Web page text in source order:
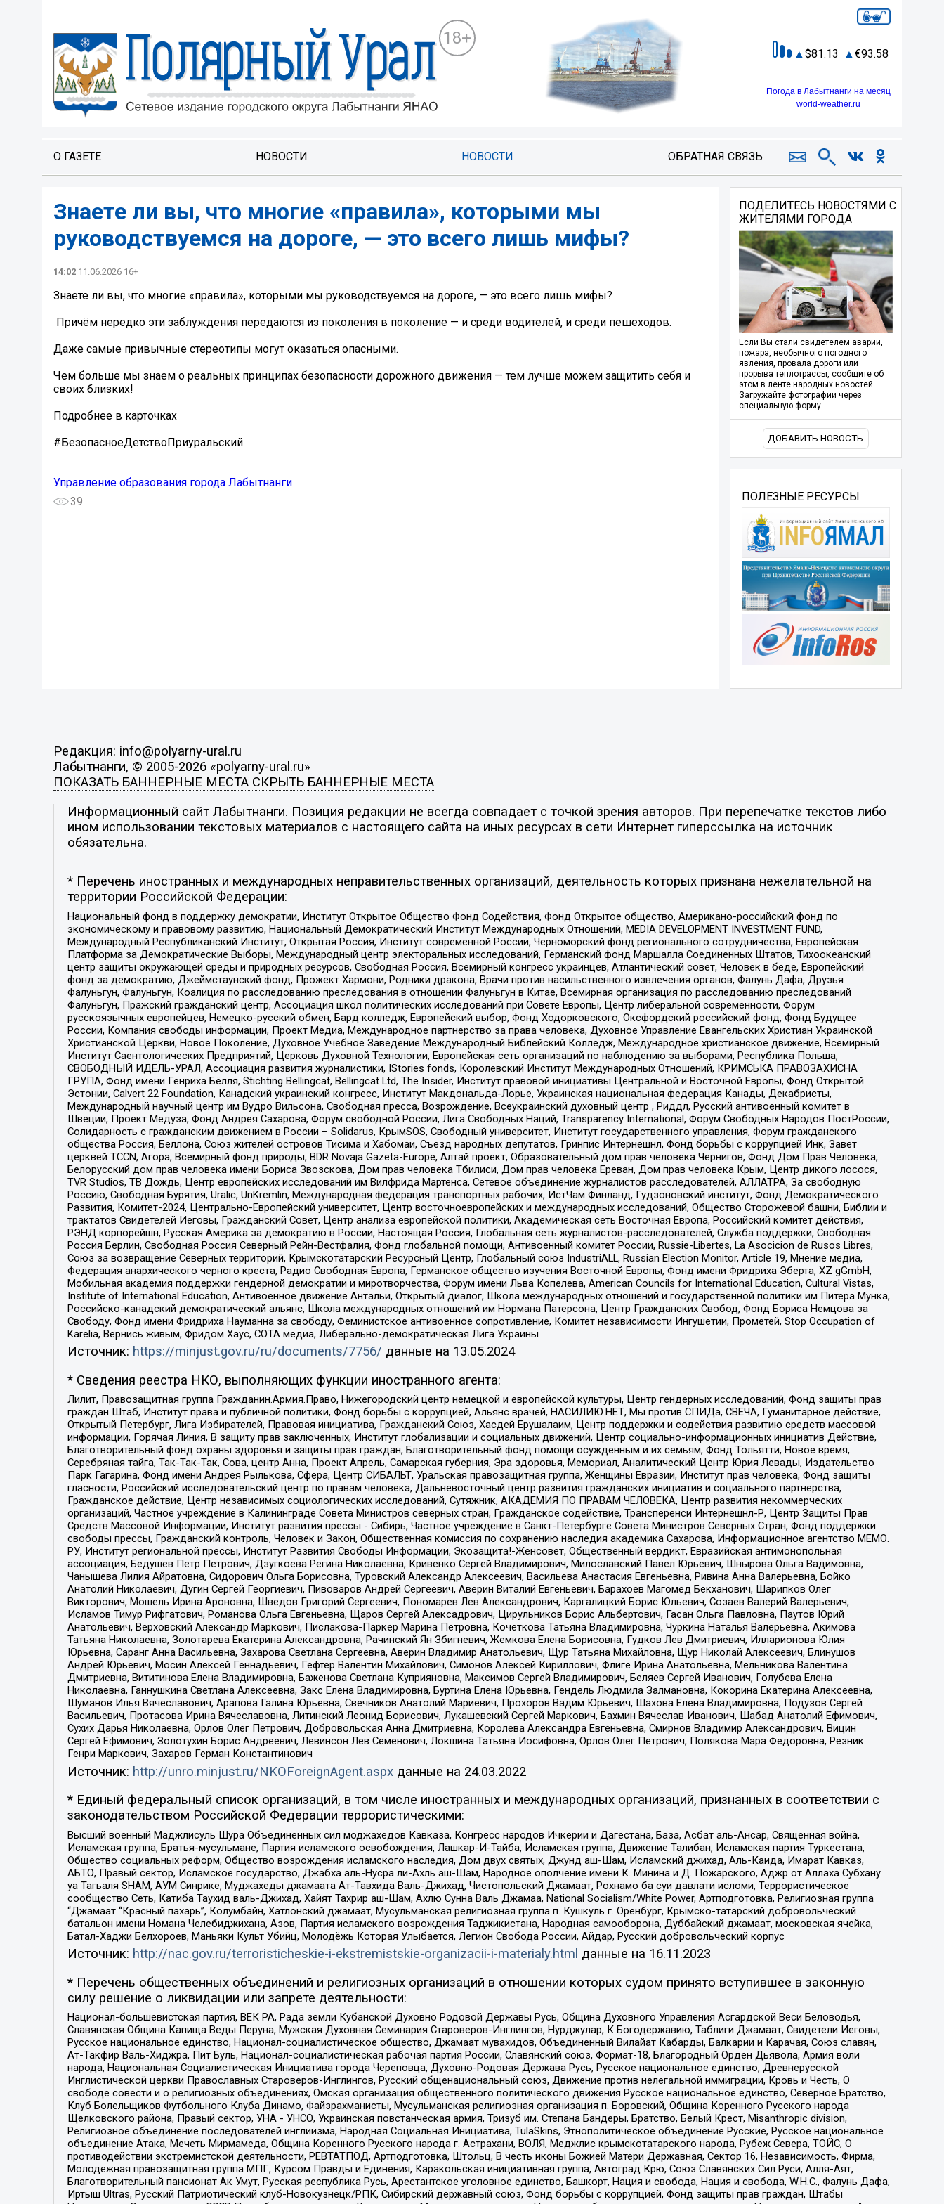
18+
81.13 93.58
Погода в Лабытнанги на месяц
world-weather.ru
О ГАЗЕТЕ НОВОСТИ НОВОСТИ ОБРАТНАЯ СВЯЗЬ
Знаете ли вы, что многие «правила», которыми мы
руководствуемся на дороге, — это всего лишь мифы?
14:02 11.06.2026 16+
Знаете ли вы, что многие «правила», которыми мы руководствуемся на дороге, — это всего лишь мифы?
️ Причём нередко эти заблуждения передаются из поколения в поколение — и среди водителей, и среди пешеходов.
Даже самые привычные стереотипы могут оказаться опасными.
Чем больше мы знаем о реальных принципах безопасности дорожного движения — тем лучше можем защитить себя и
своих близких!
Подробнее в карточках️
#БезопасноеДетствоПриуральский
Управление образования города Лабытнанги
39
ПОДЕЛИТЕСЬ НОВОСТЯМИ С
ЖИТЕЛЯМИ ГОРОДА
Если Вы стали свидетелем аварии,
пожара, необычного погодного
явления, провала дороги или
прорыва теплотрассы, сообщите об
этом в ленте народных новостей.
Загружайте фотографии через
специальную форму.
ДОБАВИТЬ НОВОСТЬ
ПОЛЕЗНЫЕ РЕСУРСЫ
Редакция: info@polyarny-ural.ru
Лабытнанги, © 2005-2026 «polyarny-ural.ru»
ПОКАЗАТЬ БАННЕРНЫЕ МЕСТА СКРЫТЬ БАННЕРНЫЕ МЕСТА
Информационный сайт Лабытнанги. Позиция редакции не всегда совпадает с точкой зрения авторов. При перепечатке текстов либо
ином использовании текстовых материалов с настоящего сайта на иных ресурсах в сети Интернет гиперссылка на источник
обязательна.
* Перечень иностранных и международных неправительственных организаций, деятельность которых признана нежелательной на
территории Российской Федерации:
Национальный фонд в поддержку демократии, Институт Открытое Общество Фонд Содействия, Фонд Открытое общество, Американо-российский фонд по
экономическому и правовому развитию, Национальный Демократический Институт Международных Отношений, MEDIA DEVELOPMENT INVESTMENT FUND,
Международный Республиканский Институт, Открытая Россия, Институт современной России, Черноморский фонд регионального сотрудничества, Европейская
Платформа за Демократические Выборы, Международный центр электоральных исследований, Германский фонд Маршалла Соединенных Штатов, Тихоокеанский
центр защиты окружающей среды и природных ресурсов, Свободная Россия, Всемирный конгресс украинцев, Атлантический совет, Человек в беде, Европейский
фонд за демократию, Джеймстаунский фонд, Прожект Хармони, Родники дракона, Врачи против насильственного извлечения органов, Фалунь Дафа, Друзья
Фалуньгун, Фалуньгун, Коалиция по расследованию преследования в отношении Фалуньгун в Китае, Всемирная организация по расследованию преследований
Фалуньгун, Пражский гражданский центр, Ассоциация школ политических исследований при Совете Европы, Центр либеральной современности, Форум
русскоязычных европейцев, Немецко-русский обмен, Бард колледж, Европейский выбор, Фонд Ходорковского, Оксфордский российский фонд, Фонд Будущее
России, Компания свободы информации, Проект Медиа, Международное партнерство за права человека, Духовное Управление Евангельских Христиан Украинской
Христианской Церкви, Новое Поколение, Духовное Учебное Заведение Международный Библейский Колледж, Международное христианское движение, Всемирный
Институт Саентологических Предприятий, Церковь Духовной Технологии, Европейская сеть организаций по наблюдению за выборами, Республика Польша,
СВОБОДНЫЙ ИДЕЛЬ-УРАЛ, Ассоциация развития журналистики, IStories fonds, Королевский Институт Международных Отношений, КРИМСЬКА ПРАВОЗАХИСНА
ГРУПА, Фонд имени Генриха Бёлля, Stichting Bellingcat, Bellingcat Ltd, The Insider, Институт правовой инициативы Центральной и Восточной Европы, Фонд Открытой
Эстонии, Calvert 22 Foundation, Канадский украинский конгресс, Институт Макдональда-Лорье, Украинская национальная федерация Канады, Декабристы,
Международный научный центр им Вудро Вильсона, Свободная пресса, Возрождение, Всеукраинский духовный центр , Риддл, Русский антивоенный комитет в
Швеции, Проект Медуза, Фонд Андрея Сахарова, Форум свободной России, Лига Свободных Наций, Transparеncy International, Форум Свободных Народов ПостРоссии,
Солидарность с гражданским движением в России – Solidarus, КрымSOS, Свободный университет, Институт государственного управления, Форум гражданского
общества Россия, Беллона, Союз жителей островов Тисима и Хабомаи, Съезд народных депутатов, Гринпис Интернешнл, Фонд борьбы с коррупцией Инк, Завет
церквей TCCN, Агора, Всемирный фонд природы, BDR Novaja Gazeta-Europe, Алтай проект, Образовательный дом прав человека Чернигов, Фонд Дом Прав Человека,
Белорусский дом прав человека имени Бориса Звозскова, Дом прав человека Тбилиси, Дом прав человека Ереван, Дом прав человека Крым, Центр дикого лосося,
TVR Studios, ТВ Дождь, Центр европейских исследований им Вилфрида Мартенса, Сетевое объединение журналистов расследователей, АЛЛАТРА, За свободную
Россию, Свободная Бурятия, Uralic, UnKremlin, Международная федерация транспортных рабочих, ИстЧам Финланд, Гудзоновский институт, Фонд Демократического
Развития, Комитет-2024, Центрально-Европейский университет, Центр восточноевропейских и международных исследований, Общество Сторожевой башни, Библии и
трактатов Свидетелей Иеговы, Гражданский Совет, Центр анализа европейской политики, Академическая сеть Восточная Европа, Российский комитет действия,
РЭНД корпорейшн, Русская Америка за демократию в России, Настоящая Россия, Глобальная сеть журналистов-расследователей, Служба поддержки, Свободная
Россия Берлин, Свободная Россия Северный Рейн-Вестфалия, Фонд глобальной помощи, Антивоенный комитет России, Russie-Libertes, La Asocicion de Rusos Libres,
Союз за возвращение Северных территорий, Крымскотатарский Ресурсный Центр, Глобальный союз IndustriALL, Russian Election Monitor, Article 19, Мнение медиа,
Федерация анархического черного креста, Радио Свободная Европа, Германское общество изучения Восточной Европы, Фонд имени Фридриха Эберта, XZ gGmbH,
Мобильная академия поддержки гендерной демократии и миротворчества, Форум имени Льва Копелева, American Councils for International Education, Cultural Vistas,
Institute of International Education, Антивоенное движение Антальи, Открытый диалог, Школа международных отношений и государственной политики им Питера Мунка,
Российско-канадский демократический альянс, Школа международных отношений им Нормана Патерсона, Центр Гражданских Свобод, Фонд Бориса Немцова за
Свободу, Фонд имени Фридриха Науманна за свободу, Феминистское антивоенное сопротивление, Комитет независимости Ингушетии, Прометей, Stop Occupation of
Karelia, Вернись живым, Фридом Хаус, СОТА медиа, Либерально-демократическая Лига Украины
Источник: https://minjust.gov.ru/ru/documents/7756/ данные на 13.05.2024
* Сведения реестра НКО, выполняющих функции иностранного агента:
Лилит, Правозащитная группа Гражданин.Армия.Право, Нижегородский центр немецкой и европейской культуры, Центр гендерных исследований, Фонд защиты прав
граждан Штаб, Институт права и публичной политики, Фонд борьбы с коррупцией, Альянс врачей, НАСИЛИЮ.НЕТ, Мы против СПИДа, СВЕЧА, Гуманитарное действие,
Открытый Петербург, Лига Избирателей, Правовая инициатива, Гражданский Союз, Хасдей Ерушалаим, Центр поддержки и содействия развитию средств массовой
информации, Горячая Линия, В защиту прав заключенных, Институт глобализации и социальных движений, Центр социально-информационных инициатив Действие,
Благотворительный фонд охраны здоровья и защиты прав граждан, Благотворительный фонд помощи осужденным и их семьям, Фонд Тольятти, Новое время,
Серебряная тайга, Так-Так-Так, Сова, центр Анна, Проект Апрель, Самарская губерния, Эра здоровья, Мемориал, Аналитический Центр Юрия Левады, Издательство
Парк Гагарина, Фонд имени Андрея Рылькова, Сфера, Центр СИБАЛЬТ, Уральская правозащитная группа, Женщины Евразии, Институт прав человека, Фонд защиты
гласности, Российский исследовательский центр по правам человека, Дальневосточный центр развития гражданских инициатив и социального партнерства,
Гражданское действие, Центр независимых социологических исследований, Сутяжник, АКАДЕМИЯ ПО ПРАВАМ ЧЕЛОВЕКА, Центр развития некоммерческих
организаций, Частное учреждение в Калининграде Совета Министров северных стран, Гражданское содействие, Трансперенси Интернешнл-Р, Центр Защиты Прав
Средств Массовой Информации, Институт развития прессы - Сибирь, Частное учреждение в Санкт-Петербурге Совета Министров Северных Стран, Фонд поддержки
свободы прессы, Гражданский контроль, Человек и Закон, Общественная комиссия по сохранению наследия академика Сахарова, Информационное агентство МЕМО.
РУ, Институт региональной прессы, Институт Развития Свободы Информации, Экозащита!-Женсовет, Общественный вердикт, Евразийская антимонопольная
ассоциация, Бедушев Петр Петрович, Дзугкоева Регина Николаевна, Кривенко Сергей Владимирович, Милославский Павел Юрьевич, Шнырова Ольга Вадимовна,
Чанышева Лилия Айратовна, Сидорович Ольга Борисовна, Туровский Александр Алексеевич, Васильева Анастасия Евгеньевна, Ривина Анна Валерьевна, Бойко
Анатолий Николаевич, Дугин Сергей Георгиевич, Пивоваров Андрей Сергеевич, Аверин Виталий Евгеньевич, Барахоев Магомед Бекханович, Шарипков Олег
Викторович, Мошель Ирина Ароновна, Шведов Григорий Сергеевич, Пономарев Лев Александрович, Каргалицкий Борис Юльевич, Созаев Валерий Валерьевич,
Исламов Тимур Рифгатович, Романова Ольга Евгеньевна, Щаров Сергей Алексадрович, Цирульников Борис Альбертович, Гасан Ольга Павловна, Паутов Юрий
Анатольевич, Верховский Александр Маркович, Пислакова-Паркер Марина Петровна, Кочеткова Татьяна Владимировна, Чуркина Наталья Валерьевна, Акимова
Татьяна Николаевна, Золотарева Екатерина Александровна, Рачинский Ян Збигневич, Жемкова Елена Борисовна, Гудков Лев Дмитриевич, Илларионова Юлия
Юрьевна, Саранг Анна Васильевна, Захарова Светлана Сергеевна, Аверин Владимир Анатольевич, Щур Татьяна Михайловна, Щур Николай Алексеевич, Блинушов
Андрей Юрьевич, Мосин Алексей Геннадьевич, Гефтер Валентин Михайлович, Симонов Алексей Кириллович, Флиге Ирина Анатольевна, Мельникова Валентина
Дмитриевна, Вититинова Елена Владимировна, Баженова Светлана Куприяновна, Максимов Сергей Владимирович, Беляев Сергей Иванович, Голубева Елена
Николаевна, Ганнушкина Светлана Алексеевна, Закс Елена Владимировна, Буртина Елена Юрьевна, Гендель Людмила Залмановна, Кокорина Екатерина Алексеевна,
Шуманов Илья Вячеславович, Арапова Галина Юрьевна, Свечников Анатолий Мариевич, Прохоров Вадим Юрьевич, Шахова Елена Владимировна, Подузов Сергей
Васильевич, Протасова Ирина Вячеславовна, Литинский Леонид Борисович, Лукашевский Сергей Маркович, Бахмин Вячеслав Иванович, Шабад Анатолий Ефимович,
Сухих Дарья Николаевна, Орлов Олег Петрович, Добровольская Анна Дмитриевна, Королева Александра Евгеньевна, Смирнов Владимир Александрович, Вицин
Сергей Ефимович, Золотухин Борис Андреевич, Левинсон Лев Семенович, Локшина Татьяна Иосифовна, Орлов Олег Петрович, Полякова Мара Федоровна, Резник
Генри Маркович, Захаров Герман Константинович
Источник: http://unro.minjust.ru/NKOForeignAgent.aspxданные на 24.03.2022
* Единый федеральный список организаций, в том числе иностранных и международных организаций, признанных в соответствии с
законодательством Российской Федерации террористическими:
Высший военный Маджлисуль Шура Объединенных сил моджахедов Кавказа, Конгресс народов Ичкерии и Дагестана, База, Асбат аль-Ансар, Священная война,
Исламская группа, Братья-мусульмане, Партия исламского освобождения, Лашкар-И-Тайба, Исламская группа, Движение Талибан, Исламская партия Туркестана,
Общество социальных реформ, Общество возрождения исламского наследия, Дом двух святых, Джунд аш-Шам, Исламский джихад, Аль-Каида, Имарат Кавказ,
АБТО, Правый сектор, Исламское государство, Джабха аль-Нусра ли-Ахль аш-Шам, Народное ополчение имени К. Минина и Д. Пожарского, Аджр от Аллаха Субхану
уа Тагьаля SHAM, АУМ Синрике, Муджахеды джамаата Ат-Тавхида Валь-Джихад, Чистопольский Джамаат, Рохнамо ба суи давлати исломи, Террористическое
сообщество Сеть, Катиба Таухид валь-Джихад, Хайят Тахрир аш-Шам, Ахлю Сунна Валь Джамаа, National Socialism/White Power, Артподготовка, Религиозная группа
“Джамаат “Красный пахарь”, Колумбайн, Хатлонский джамаат, Мусульманская религиозная группа п. Кушкуль г. Оренбург, Крымско-татарский добровольческий
батальон имени Номана Челебиджихана, Азов, Партия исламского возрождения Таджикистана, Народная самооборона, Дуббайский джамаат, московская ячейка,
Батал-Хаджи Белхороев, Маньяки Культ Убийц, Молодёжь Которая Улыбается, Легион Свобода России, Айдар, Русский добровольческий корпус
Источник: http://nac.gov.ru/terroristicheskie-i-ekstremistskie-organizacii-i-materialy.html данные на 16.11.2023
* Перечень общественных объединений и религиозных организаций в отношении которых судом принято вступившее в законную
силу решение о ликвидации или запрете деятельности:
Национал-большевистская партия, ВЕК РА, Рада земли Кубанской Духовно Родовой Державы Русь, Община Духовного Управления Асгардской Веси Беловодья,
Славянская Община Капища Веды Перуна, Мужская Духовная Семинария Староверов-Инглингов, Нурджулар, К Богодержавию, Таблиги Джамаат, Свидетели Иеговы,
Русское национальное единство, Национал-социалистическое общество, Джамаат мувахидов, Объединенный Вилайат Кабарды, Балкарии и Карачая, Союз славян,
Ат-Такфир Валь-Хиджра, Пит Буль, Национал-социалистическая рабочая партия России, Славянский союз, Формат-18, Благородный Орден Дьявола, Армия воли
народа, Национальная Социалистическая Инициатива города Череповца, Духовно-Родовая Держава Русь, Русское национальное единство, Древнерусской
Инглистической церкви Православных Староверов-Инглингов, Русский общенациональный союз, Движение против нелегальной иммиграции, Кровь и Честь, О
свободе совести и о религиозных объединениях, Омская организация общественного политического движения Русское национальное единство, Северное Братство,
Клуб Болельщиков Футбольного Клуба Динамо, Файзрахманисты, Мусульманская религиозная организация п. Боровский, Община Коренного Русского народа
Щелковского района, Правый сектор, УНА - УНСО, Украинская повстанческая армия, Тризуб им. Степана Бандеры, Братство, Белый Крест, Misanthropic division,
Религиозное объединение последователей инглиизма, Народная Социальная Инициатива, TulaSkins, Этнополитическое объединение Русские, Русское национальное
объединение Атака, Мечеть Мирмамеда, Община Коренного Русского народа г. Астрахани, ВОЛЯ, Меджлис крымскотатарского народа, Рубеж Севера, ТОЙС, О
противодействии экстремистской деятельности, РЕВТАТПОД, Артподготовка, Штольц, В честь иконы Божией Матери Державная, Сектор 16, Независимость, Фирма,
Молодежная правозащитная группа МПГ, Курсом Правды и Единения, Каракольская инициативная группа, Автоград Крю, Союз Славянских Сил Руси, Алля-Аят,
Благотворительный пансионат Ак Умут, Русская республика Русь, Арестантское уголовное единство, Башкорт, Нация и свобода, Нация и свобода, W.H.С., Фалунь Дафа,
Иртыш Ultras, Русский Патриотический клуб-Новокузнецк/РПК, Сибирский державный союз, Фонд борьбы с коррупцией, Фонд защиты прав граждан, Штабы